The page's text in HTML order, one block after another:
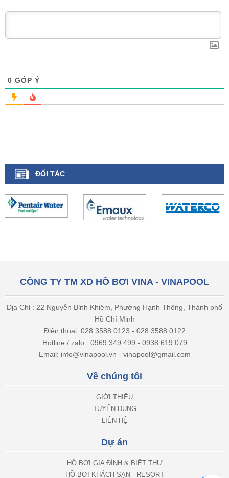
0 GÓP Ý
ĐỐI TÁC
CÔNG TY TM XD HỒ BƠI VINA - VINAPOOL
Địa Chỉ : 22 Nguyễn Bỉnh Khiêm, Phường Hạnh Thông, Thành phố
Hồ Chí Minh
Điện thoại: 028 3588 0123 - 028 3588 0122
Hotline / zalo : 0969 349 499 - 0938 619 079
Email: info@vinapool.vn - vinapool@gmail.com
Về chúng tôi
GIỚI THIỆU
TUYỂN DỤNG
LIÊN HỆ
Dự án
HỒ BƠI GIA ĐÌNH & BIỆT THỰ
HỒ BƠI KHÁCH SẠN - RESORT